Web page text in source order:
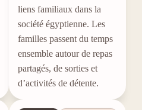
liens familiaux dans la
société égyptienne. Les
familles passent du temps
ensemble autour de repas
partagés, de sorties et
d’activités de détente.